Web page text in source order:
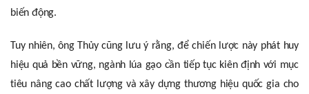
biến động.
Tuy nhiên, ông Thủy cũng lưu ý rằng, để chiến lược này phát huy
hiệu quả bền vững, ngành lúa gạo cần tiếp tục kiên định với mục
tiêu nâng cao chất lượng và xây dựng thương hiệu quốc gia cho